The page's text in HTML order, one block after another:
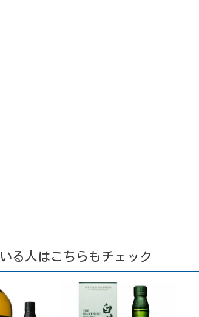
る人はこちらもチェック